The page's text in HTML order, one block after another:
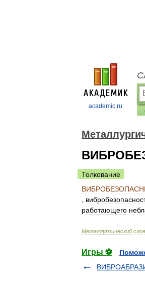
academic.ru
Толкование
работающего
Металлургический
Игры ⚽